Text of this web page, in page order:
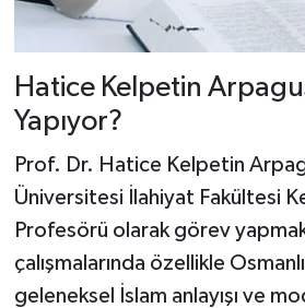
Hatice Kelpetin
Yapıyor?
Prof. Dr. Hatice Kelpetin
Üniversitesi İlahiyat Fakültesi
Profesörü olarak görev
çalışmalarında özellikle
geleneksel İslam anlayışı ve